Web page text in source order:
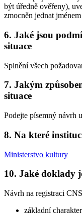
být úředně ověřeny),
zmocněn jednat
6. Jaké jsou
situace
Splnění všech
7. Jakým
situace
Podejte písemný návrh
8. Na které
Ministerstvo kultury
10. Jaké doklady
Návrh na registraci
základní